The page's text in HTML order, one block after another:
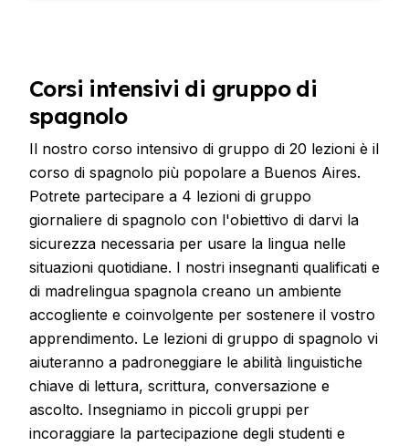
Corsi intensivi di gruppo di
spagnolo
Il nostro corso intensivo di gruppo di 20 lezioni è il
corso di spagnolo più popolare a Buenos Aires.
Potrete partecipare a 4 lezioni di gruppo
giornaliere di spagnolo con l'obiettivo di darvi la
sicurezza necessaria per usare la lingua nelle
situazioni quotidiane. I nostri insegnanti qualificati e
di madrelingua spagnola creano un ambiente
accogliente e coinvolgente per sostenere il vostro
apprendimento. Le lezioni di gruppo di spagnolo vi
aiuteranno a padroneggiare le abilità linguistiche
chiave di lettura, scrittura, conversazione e
ascolto. Insegniamo in piccoli gruppi per
incoraggiare la partecipazione degli studenti e